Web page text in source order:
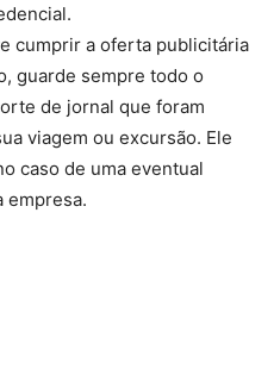
cumprir a oferta publicitária
guarde sempre todo o
de jornal que foram
viagem ou excursão. Ele
caso de uma eventual
empresa.